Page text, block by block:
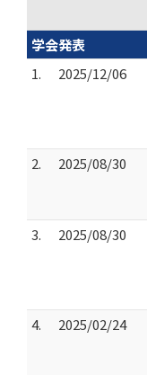
学会発表
1.
2025/12/06
2.
2025/08/30
3.
2025/08/30
4.
2025/02/24